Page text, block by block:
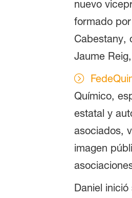
nuevo
formado
Cabestany,
Jaume
Químico,
estatal y
asociados,
imagen
Daniel